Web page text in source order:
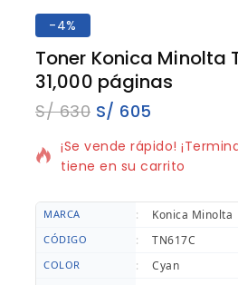
-4%
Toner Konica Minolta
31,000 páginas
S/630 S/ 605
19 productos vendidos en
¡Se vende rápido!
tiene en su carrito
MARCA : Konica Minolta
CÓDIGO : TN617C
COLOR : Cyan